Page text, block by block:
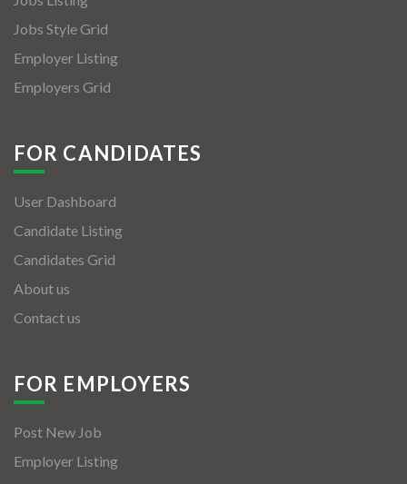
Jobs Style Grid
Employer Listing
Employers Grid
FOR CANDIDATES
User Dashboard
Candidate Listing
Candidates Grid
About us
Contact us
FOR EMPLOYERS
Post New Job
Employer Listing